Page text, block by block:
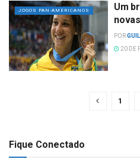
JOGOS PAN-AMERICANOS
Um
POR
20 DE
1
Fique Conectado